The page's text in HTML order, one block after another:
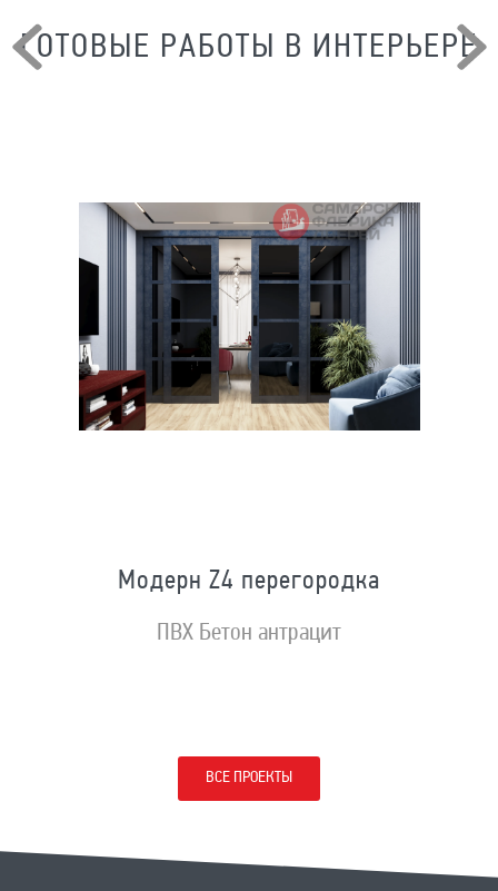
ГОТОВЫЕ РАБОТЫ В ИНТЕРЬЕРЕ
Модерн Z4 перегородка
ПВХ Бетон антрацит
ВСЕ ПРОЕКТЫ